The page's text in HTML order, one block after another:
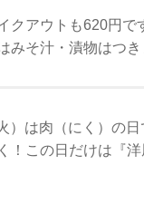
クアウトも620円で
みそ汁・漬物はつき
）は肉（にく）の日
！この日だけは『